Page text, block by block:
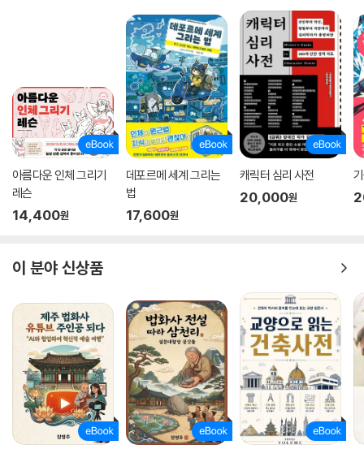
아름다운 인체 그리기
레슨
14,400원
데포르메 세계 그리는
법
17,600원
캐릭터 심리 사전
20,000원
이 분야 신상품